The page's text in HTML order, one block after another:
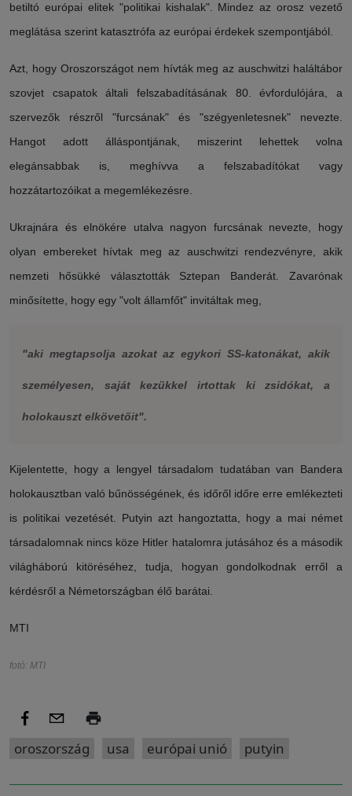
betiltó európai elitek "politikai kishalak". Mindez az orosz vezető
meglátása szerint katasztrófa az európai érdekek szempontjából.
Azt, hogy Oroszországot nem hívták meg az auschwitzi haláltábor
szovjet csapatok általi felszabadításának 80. évfordulójára, a
szervezők részről "furcsának" és "szégyenletesnek" nevezte.
Hangot adott álláspontjának, miszerint lehettek volna
elegánsabbak is, meghívva a felszabadítókat vagy
hozzátartozóikat a megemlékezésre.
Ukrajnára és elnökére utalva nagyon furcsának nevezte, hogy
olyan embereket hívtak meg az auschwitzi rendezvényre, akik
nemzeti hősükké választották Sztepan Banderát. Zavarónak
minősítette, hogy egy "volt államfőt" invitáltak meg,
"aki megtapsolja azokat az egykori SS-katonákat, akik
személyesen, saját kezükkel irtottak ki zsidókat, a
holokauszt elkövetőit".
Kijelentette, hogy a lengyel társadalom tudatában van Bandera
holokausztban való bűnösségének, és időről időre erre emlékezteti
is politikai vezetését. Putyin azt hangoztatta, hogy a mai német
társadalomnak nincs köze Hitler hatalomra jutásához és a második
világháború kitöréséhez, tudja, hogyan gondolkodnak erről a
kérdésről a Németországban élő barátai.
MTI
fotó: MTI
oroszország usa európai unió putyin